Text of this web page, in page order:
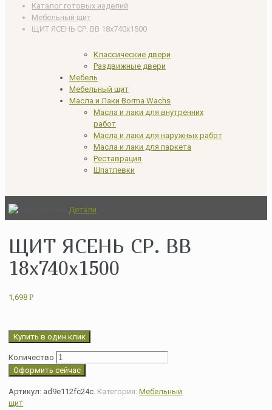
Каталог готовых изделий
Мебельный щит
ЩИТ ЯСЕНЬ СР. ВВ 18x740x1500
Классические двери
Раздвижные двери
Мебель
Мебельный щит
Масла и Лаки Borma Wachs
Масла и лаки для внутренних
работ
Масла и лаки для наружных работ
Масла и лаки для паркета
Реставрация
Шпатлевки
ЩИТ ЯСЕНЬ СР. ВВ
18x740x1500
1,698Р
Купить в один клик
Количество
Оформить сейчас
Артикул: ad9e112fc24c. Категория:Мебельный
щит.
Детали